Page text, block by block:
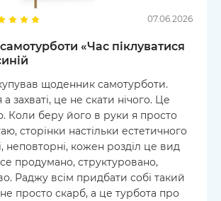
07.06.2026
«Час піклуватися
щоденник самотурботи.
захваті, це не скати нічого. Це
Коли беру його в руки я просто
сторінки настільки естетичного
неповторні, кожен розділ це вид
продумано, структуровано,
Раджу всім придбати собі такий
просто скарб, а це турбота про